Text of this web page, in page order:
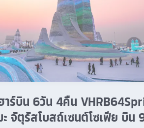
าร์บิน 6วัน 4คืน
จัตุรัสโบสถ์เซนต์โซเฟีย บิน